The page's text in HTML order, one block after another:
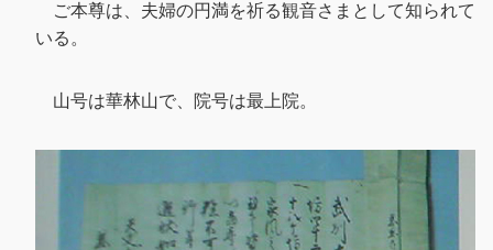
ご本尊は、夫婦の円満を祈る観音さまとして知られて
いる。
山号は華林山で、院号は最上院。